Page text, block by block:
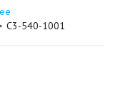
C3-540-1001